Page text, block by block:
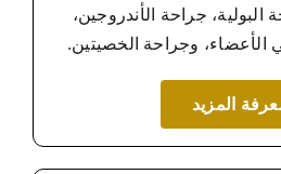
جراحة الأندروجين،
الأعضاء، وجراحة الخصيتين.
المزيد